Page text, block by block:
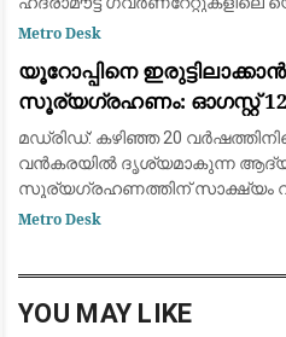
എമർജൻസി ഫോഴ്‌സ്
വലിയ ആക്രമണമാണിത്
Metro Desk
യൂറോപ്പിനെ
സൂര്യഗ്രഹണം: ഓഗസ്റ്റ്
പ്രകൃതിയുടെ
മഡ്രിഡ്: കഴിഞ്ഞ 20
വൻകരയിൽ ദൃശ്യമാകുന്ന
സൂര്യഗ്രഹണത്തിന് സാക്ഷ്യം
ഒരുങ്ങി ശാസ്ത്രലോകവും
Metro Desk
YOU MAY LIKE